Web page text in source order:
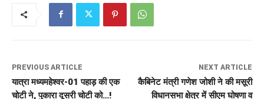
PREVIOUS ARTICLE
यात्रा मध्यमहेश्वर-01 पहाड़ की एक
चोटी ने, पुकारा दूसरी चोटी को…!
NEXT ARTICLE
कैबिनेट मंत्री गणेश जोशी ने की मसूरी
विधानसभा क्षेत्र में सीएम घोषणा व